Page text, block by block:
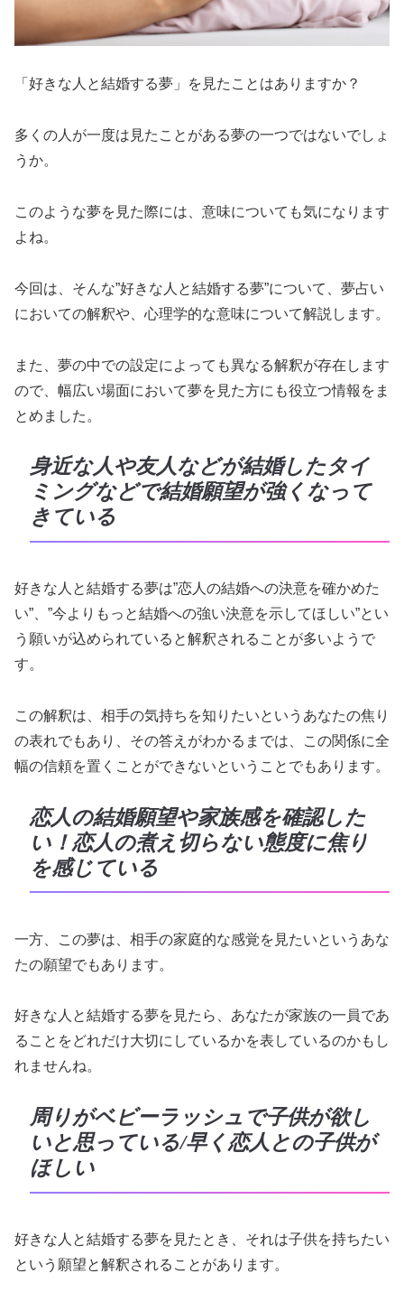
「好きな人と結婚する夢」を見たことはありますか？
多くの人が一度は見たことがある夢の一つではないでしょ
うか。
このような夢を見た際には、意味についても気になります
よね。
今回は、そんな”好きな人と結婚する夢”について、夢占い
においての解釈や、心理学的な意味について解説します。
また、夢の中での設定によっても異なる解釈が存在します
ので、幅広い場面において夢を見た方にも役立つ情報をま
とめました。
身近な人や友人などが結婚したタイ
ミングなどで結婚願望が強くなって
きている
好きな人と結婚する夢は”恋人の結婚への決意を確かめた
い”、”今よりもっと結婚への強い決意を示してほしい”とい
う願いが込められていると解釈されることが多いようで
す。
この解釈は、相手の気持ちを知りたいというあなたの焦り
の表れでもあり、その答えがわかるまでは、この関係に全
幅の信頼を置くことができないということでもあります。
恋人の結婚願望や家族感を確認した
い！恋人の煮え切らない態度に焦り
を感じている
一方、この夢は、相手の家庭的な感覚を見たいというあな
たの願望でもあります。
好きな人と結婚する夢を見たら、あなたが家族の一員であ
ることをどれだけ大切にしているかを表しているのかもし
れませんね。
周りがベビーラッシュで子供が欲し
いと思っている/早く恋人との子供が
ほしい
好きな人と結婚する夢を見たとき、それは子供を持ちたい
という願望と解釈されることがあります。